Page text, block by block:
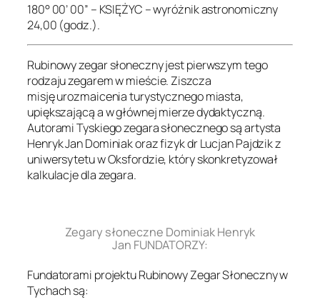
180° 00’ 00” – KSIĘŻYC – wyróżnik astronomiczny
24,00 (godz.).
Rubinowy zegar słoneczny jest pierwszym tego
rodzaju zegarem w mieście. Ziszcza
misję urozmaicenia turystycznego miasta,
upiększającą a w głównej mierze dydaktyczną.
Autorami Tyskiego zegara słonecznego są artysta
Henryk Jan Dominiak oraz fizyk dr Lucjan Pajdzik z
uniwersytetu w Oksfordzie, który skonkretyzował
kalkulacje dla zegara.
Zegary słoneczne Dominiak Henryk
Jan FUNDATORZY:
Fundatorami projektu Rubinowy Zegar Słoneczny w
Tychach są: